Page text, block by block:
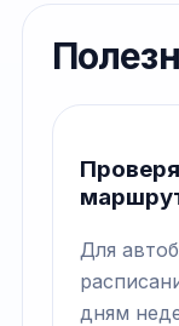
Для
дням